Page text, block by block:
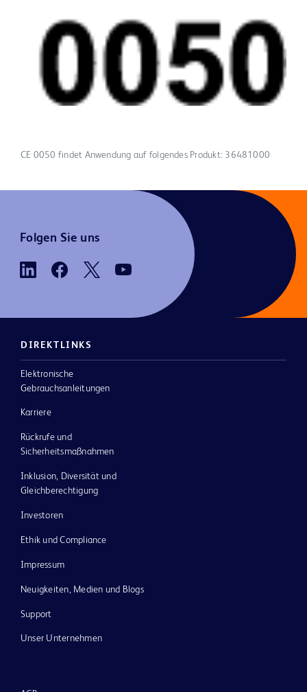
CE 0050 findet Anwendung auf folgendes Produkt: 36481000
Folgen Sie uns
DIREKTLINKS
Elektronische
Gebrauchsanleitungen
Karriere
Rückrufe und
Sicherheitsmaßnahmen
Inklusion, Diversität und
Gleichberechtigung
Investoren
Ethik und Compliance
Impressum
Neuigkeiten, Medien und Blogs
Support
Unser Unternehmen